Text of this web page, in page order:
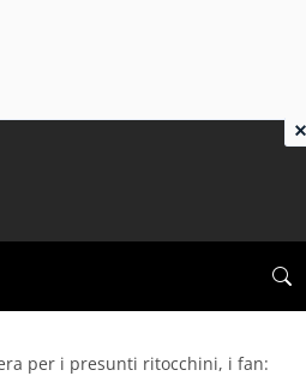
per i presunti ritocchini, i fan:
×